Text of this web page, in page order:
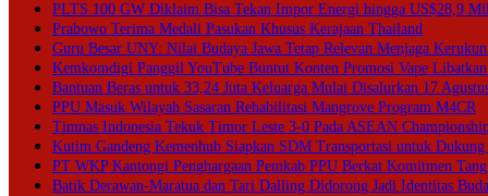
PLTS 100 GW Diklaim Bisa Tekan Impor Energi hingga US$28,9
Prabowo Terima Medali Pasukan Khusus Kerajaan Thailand
Guru Besar UNY: Nilai Budaya Jawa Tetap Relevan Menjaga
Kemkomdigi Panggil YouTube Buntut Konten Promosi Vape
Bantuan Beras untuk 33,24 Juta Keluarga Mulai Disalurkan 17
PPU Masuk Wilayah Sasaran Rehabilitasi Mangrove Program M4CR
Timnas Indonesia Tekuk Timor Leste 3-0 Pada ASEAN
Kutim Gandeng Kemenhub Siapkan SDM Transportasi untuk
PT WKP Kantongi Penghargaan Pemkab PPU Berkat Komitmen
Batik Derawan-Maratua dan Tari Dalling Didorong Jadi Identitas